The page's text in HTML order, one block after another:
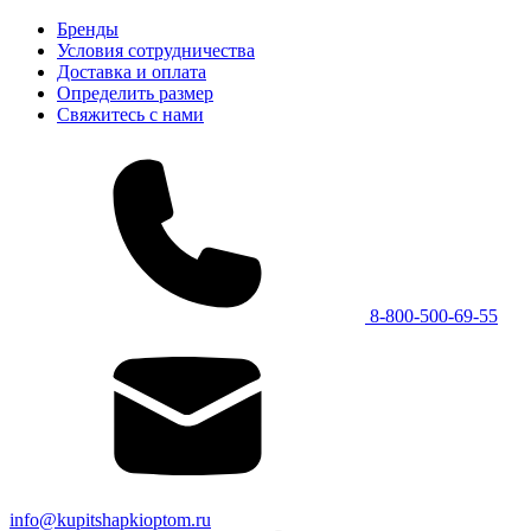
Бренды
Условия сотрудничества
Доставка и оплата
Определить размер
Свяжитесь с нами
8-800-500-69-55
info@kupitshapkioptom.ru